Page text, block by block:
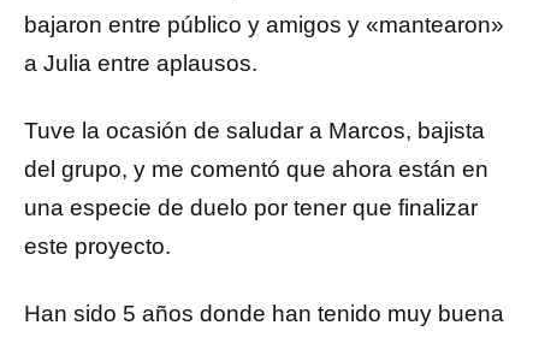
bajaron entre público y amigos y «mantearon»
a Julia entre aplausos.
Tuve la ocasión de saludar a Marcos, bajista
del grupo, y me comentó que ahora están en
una especie de duelo por tener que finalizar
este proyecto.
Han sido 5 años donde han tenido muy buena